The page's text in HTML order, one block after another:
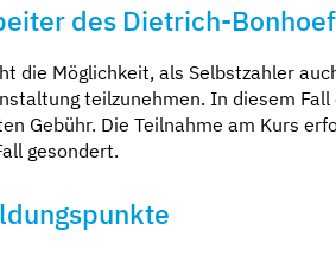
des Dietrich-
die Möglichkeit, als Selbstzahler
teilzunehmen. In diesem
Gebühr. Die Teilnahme am Kurs
gesondert.